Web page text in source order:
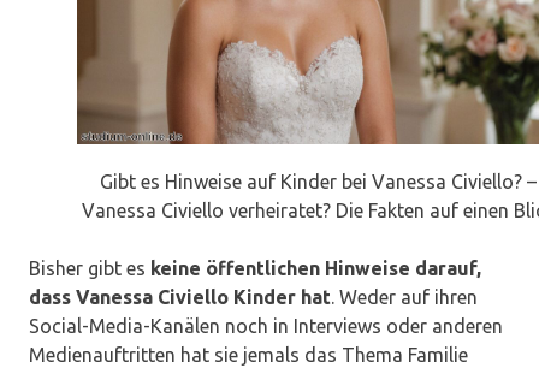
Gibt es Hinweise auf Kinder bei Vanessa Civiello? –
Vanessa Civiello verheiratet? Die Fakten auf einen
Bisher gibt es keine öffentlichen Hinweise darauf,
dass Vanessa Civiello Kinder hat . Weder auf ihren
Social-Media-Kanälen noch in Interviews oder anderen
Medienauftritten hat sie jemals das Thema Familie